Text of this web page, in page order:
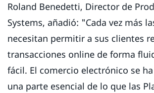
Roland Benedetti, Director de
Systems, añadió: "Cada vez más
necesitan permitir a sus clientes
transacciones online de forma
fácil. El comercio electrónico se
una parte esencial de lo que las